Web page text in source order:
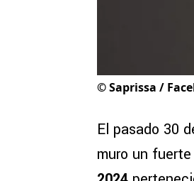
©Saprissa /
El pasado 30
muro un